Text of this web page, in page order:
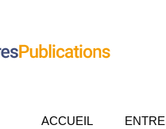
ACCUEIL